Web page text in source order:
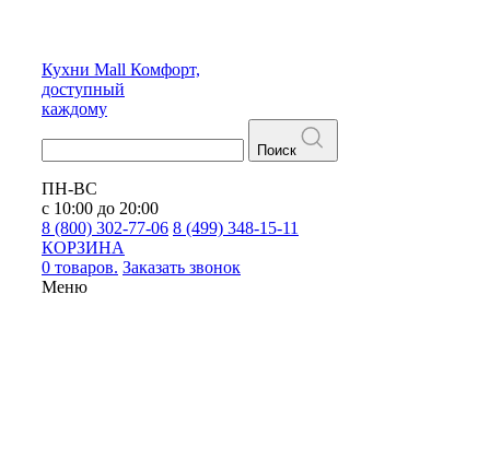
Кухни Mall Комфорт,
доступный
каждому
Поиск
ПН-ВС
с 10:00 до 20:00
8 (800) 302-77-06 8 (499) 348-15-11
КОРЗИНА
0 товаров. Заказать звонок
Меню